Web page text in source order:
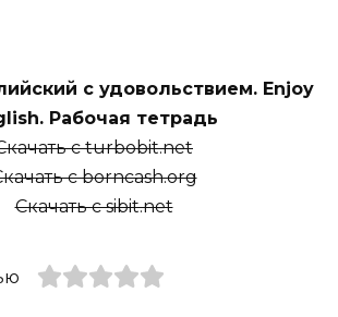
с удовольствием. Enjoy
Рабочая тетрадь
с turbobit.net
с borncash.org
Скачать с sibit.net